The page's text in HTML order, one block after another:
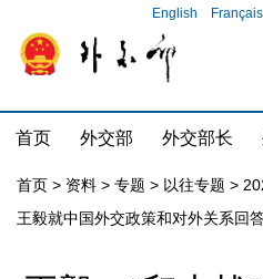
English Français
首页 外交部 外交部长
首页 > 资料 > 专题 > 以往专题 >
王毅就中国外交政策和对外关系回